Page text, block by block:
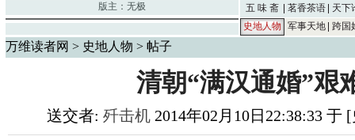
版主： 无极 五 味 斋 茗香茶语
天下
史地人物
军事天地 跨国
万维读者网 > 史地人物 > 帖子
清朝“满汉通婚”艰
送交者: 歼击机 2014年02月10日22:38:33 于